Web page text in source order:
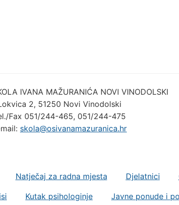
IVANA MAŽURANIĆA NOVI VINODOLSKI
2, 51250 Novi Vinodolski
Fax 051/244-465, 051/244-475
skola@osivanamazuranica.hr
Natječaj za radna mjesta Djelatnici
Kutak psihologinje Javne ponude i